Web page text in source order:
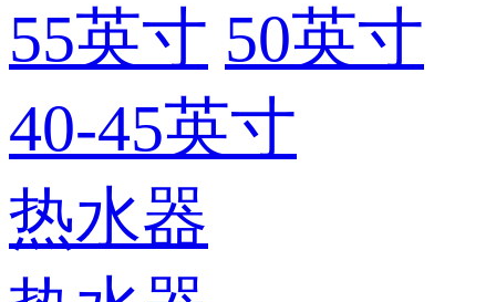
55英寸 50英寸
40-45英寸
热水器